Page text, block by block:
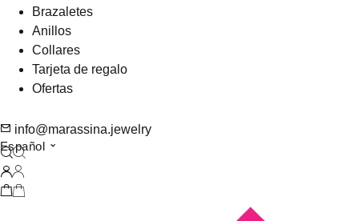
Brazaletes
Anillos
Collares
Tarjeta de regalo
Ofertas
info@marassina.jewelry
Español